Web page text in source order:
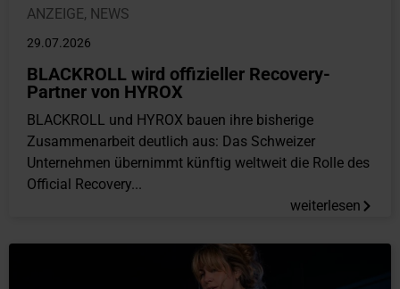
ANZEIGE, NEWS
29.07.2026
BLACKROLL wird offizieller Recovery-
Partner von HYROX
BLACKROLL und HYROX bauen ihre bisherige
Zusammenarbeit deutlich aus: Das Schweizer
Unternehmen übernimmt künftig weltweit die Rolle des
Official Recovery...
weiterlesen